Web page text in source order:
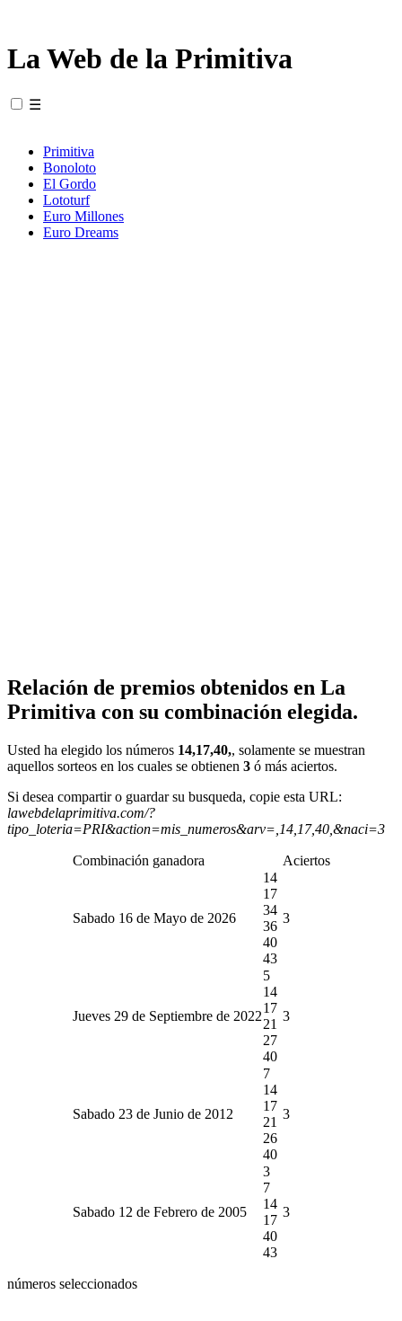
La Web de la Primitiva
☰
Primitiva
Bonoloto
El Gordo
Lototurf
Euro Millones
Euro Dreams
Relación de premios obtenidos en La
Primitiva con su combinación elegida.
Usted ha elegido los números 14,17,40,, solamente se muestran
aquellos sorteos en los cuales se obtienen 3 ó más aciertos.
Si desea compartir o guardar su busqueda, copie esta URL:
lawebdelaprimitiva.com/?
tipo_loteria=PRI&action=mis_numeros&arv=,14,17,40,&naci=3
Combinación ganadora Aciertos
Sabado 16 de Mayo de 2026
14
17
34
36
40
43
3
Jueves 29 de Septiembre de 2022
5
14
17
21
27
40
3
Sabado 23 de Junio de 2012
7
14
17
21
26
40
3
Sabado 12 de Febrero de 2005
3
7
14
17
40
43
3
números seleccionados